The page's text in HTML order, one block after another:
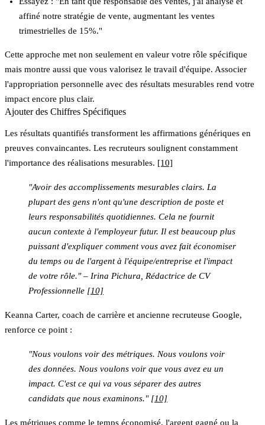
affiné notre stratégie de vente, augmentant les ventes
trimestrielles de 15%."
Cette approche met non seulement en valeur votre rôle spécifique
mais montre aussi que vous valorisez le travail d'équipe. Associer
l'appropriation personnelle avec des résultats mesurables rend votre
impact encore plus clair.
Ajouter des Chiffres Spécifiques
Les résultats quantifiés transforment les affirmations génériques en
preuves convaincantes. Les recruteurs soulignent constamment
l'importance des réalisations mesurables. [10]
"Avoir des accomplissements mesurables clairs. La
plupart des gens n'ont qu'une description de poste et
leurs responsabilités quotidiennes. Cela ne fournit
aucun contexte à l'employeur futur. Il est beaucoup plus
puissant d'expliquer comment vous avez fait économiser
du temps ou de l'argent à l'équipe/entreprise et l'impact
de votre rôle." – Irina Pichura, Rédactrice de CV
Professionnelle [10]
Keanna Carter, coach de carrière et ancienne recruteuse Google,
renforce ce point :
"Nous voulons voir des métriques. Nous voulons voir
des données. Nous voulons voir que vous avez eu un
impact. C'est ce qui va vous séparer des autres
candidats que nous examinons." [10]
Les métriques comme le temps économisé, l'argent gagné ou la